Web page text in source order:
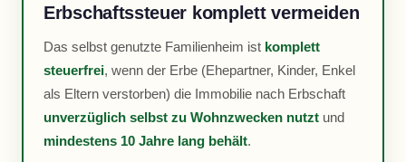
Erbschaftssteuer komplett vermeiden
Das selbst genutzte Familienheim ist komplett
steuerfrei, wenn der Erbe (Ehepartner, Kinder, Enkel
als Eltern verstorben) die Immobilie nach Erbschaft
unverzüglich selbst zu Wohnzwecken nutzt und
mindestens 10 Jahre lang behält.